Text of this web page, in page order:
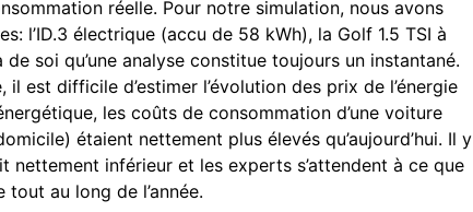
réelle. Pour notre simulation, nous avons
l’ID.3 électrique (accu de 58 kWh), la Golf 1.5 TSI à
soi qu’une analyse constitue toujours un instantané.
est difficile d’estimer l’évolution des prix de l’énergie
les coûts de consommation d’une voiture
étaient nettement plus élevés qu’aujourd’hui. Il y
nettement inférieur et les experts s’attendent à ce que
au long de l’année.